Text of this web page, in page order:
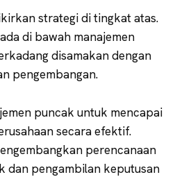
strategi di tingkat atas.
di bawah manajemen
disamakan dengan
pengembangan.
puncak untuk mencapai
secara efektif.
perencanaan
dan pengambilan keputusan